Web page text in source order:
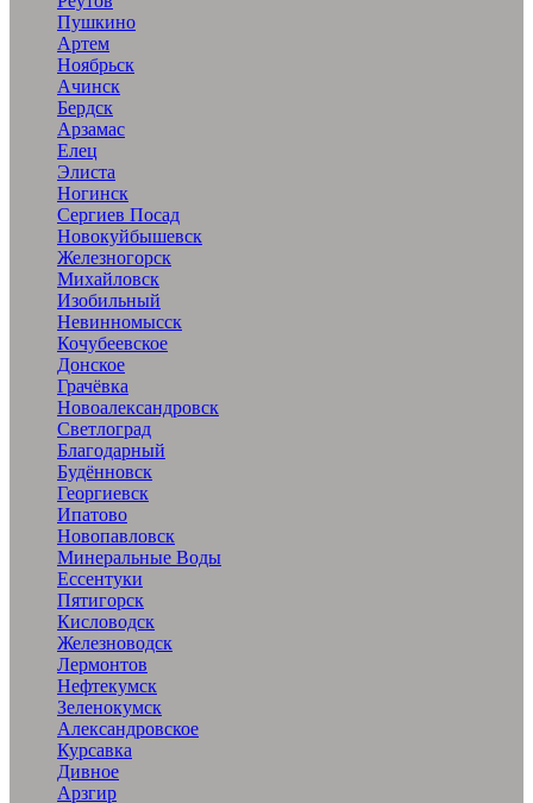
Пушкино
Артем
Ноябрьск
Ачинск
Бердск
Арзамас
Елец
Элиста
Ногинск
Сергиев Посад
Новокуйбышевск
Железногорск
Михайловск
Изобильный
Невинномысск
Кочубеевское
Донское
Грачёвка
Новоалександровск
Светлоград
Благодарный
Будённовск
Георгиевск
Ипатово
Новопавловск
Минеральные Воды
Ессентуки
Пятигорск
Кисловодск
Железноводск
Лермонтов
Нефтекумск
Зеленокумск
Александровское
Курсавка
Дивное
Арзгир